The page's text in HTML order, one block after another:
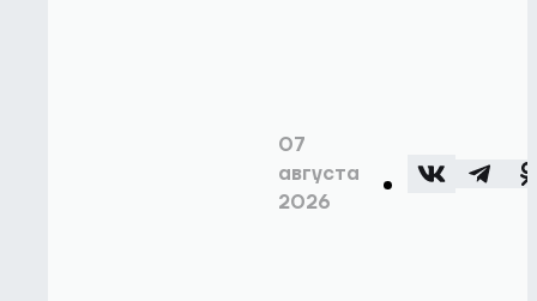
07
августа
2026